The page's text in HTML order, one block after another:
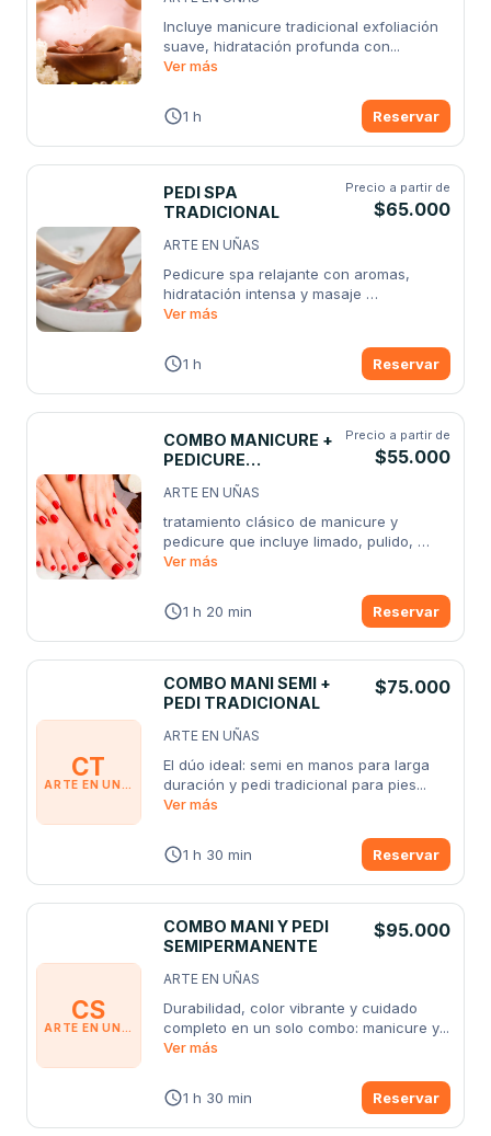
Incluye manicure tradicional exfoliación
suave, hidratación profunda con...
Ver más
1 h Reservar
PEDI SPA
TRADICIONAL
Precio a partir de
$65.000
ARTE EN UÑAS
Pedicure spa relajante con aromas,
hidratación intensa y masaje
revitalizante
Ver más
1 h Reservar
COMBO MANICURE +
PEDICURE
Precio a partir de
$55.000
ARTE EN UÑAS
tratamiento clásico de manicure y
pedicure que incluye limado, pulido,
cuidado
Ver más
1 h 20 min Reservar
CT
ARTE EN UÑAS
COMBO MANI SEMI +
PEDI TRADICIONAL
$75.000
ARTE EN UÑAS
El dúo ideal: semi en manos para larga
duración y pedi tradicional para pies...
Ver más
1 h 30 min Reservar
CS
ARTE EN UÑAS
COMBO MANI Y PEDI
SEMIPERMANENTE
$95.000
ARTE EN UÑAS
Durabilidad, color vibrante y cuidado
completo en un solo combo: manicure y...
Ver más
1 h 30 min Reservar